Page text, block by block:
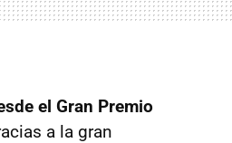
el Gran Premio
a la gran